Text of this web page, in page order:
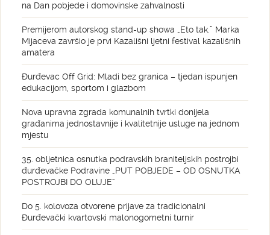
na Dan pobjede i domovinske zahvalnosti
Premijerom autorskog stand-up showa „Eto tak.” Marka
Mijaceva završio je prvi Kazališni ljetni festival kazališnih
amatera
Đurđevac Off Grid: Mladi bez granica – tjedan ispunjen
edukacijom, sportom i glazbom
Nova upravna zgrada komunalnih tvrtki donijela
građanima jednostavnije i kvalitetnije usluge na jednom
mjestu
35. obljetnica osnutka podravskih braniteljskih postrojbi
đurđevačke Podravine „PUT POBJEDE – OD OSNUTKA
POSTROJBI DO OLUJE“
Do 5. kolovoza otvorene prijave za tradicionalni
Đurđevački kvartovski malonogometni turnir